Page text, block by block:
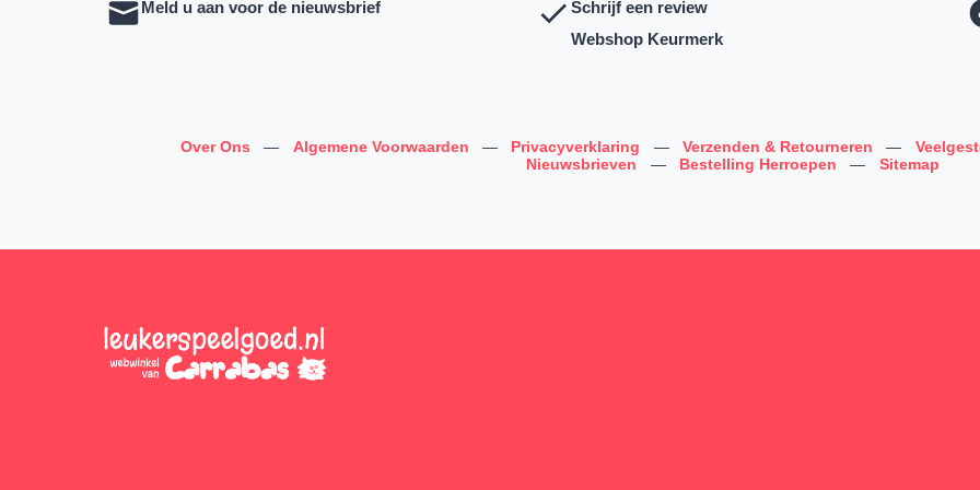
Meld u aan voor de nieuwsbrief
Schrijf een review
Webshop Keurmerk
Over Ons — Algemene Voorwaarden — Privacyverklaring — Verzenden & Retourneren —
Nieuwsbrieven
— Bestelling Herroepen — Sitemap